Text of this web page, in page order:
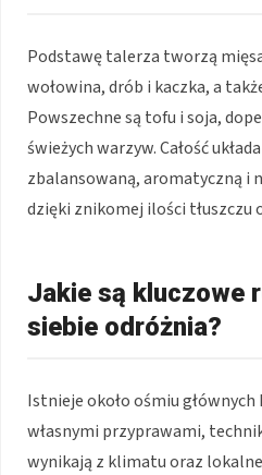
Podstawę talerza tworzą
wołowina, drób i kaczka, a
Powszechne są tofu i soja,
świeżych warzyw. Całość
zbalansowaną, aromatyczną i
dzięki znikomej ilości tłuszczu
Jakie są kluczowe
siebie odróżnia?
Istnieje około ośmiu
własnymi przyprawami,
wynikają z klimatu oraz